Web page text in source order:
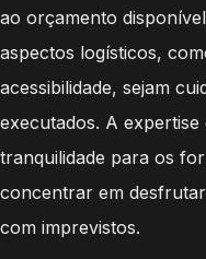
ao orçamento
aspectos logísticos,
acessibilidade, sejam
executados. A
tranquilidade para os
concentrar em
com imprevistos.